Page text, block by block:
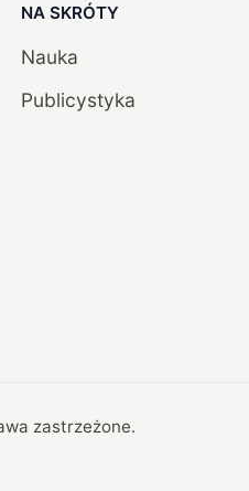
NA SKRÓTY
Nauka
Publicystyka
zastrzeżone.